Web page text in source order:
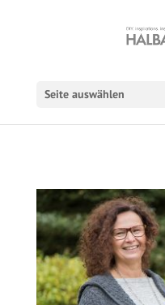
Seite auswählen